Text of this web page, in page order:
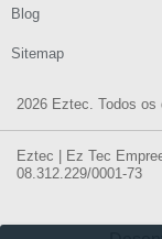
2026 Eztec. Todos os
Blog
Sitemap
Eztec | Ez Tec
08.312.229/0001-73